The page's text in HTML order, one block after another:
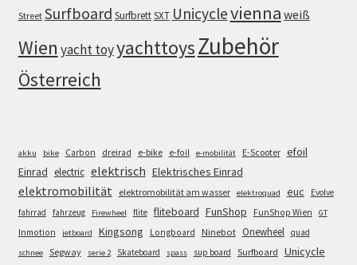
Street Surfboard SurfbrettSXT Unicyclevienna weiß
Wien yacht toyyachttoysZubehör
Österreich
akku bike Carbon dreirad e-bike e-foil e-mobilität E-Scooter efoil
Einrad electric elektrisch Elektrisches Einrad
elektromobilität elektromobilität am wasser elektroquad euc
Evolve
fahrrad
fahrzeug Firewheel flite fliteboard FunShop FunShop Wien GT
Inmotion jetboard Kingsong Longboard Ninebot Onewheel quad
schnee Segway serie 2 Skateboard spass sup board Surfboard Unicycle